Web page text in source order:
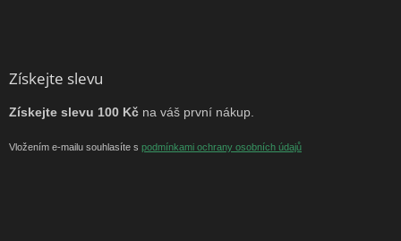
Získejte slevu
Získejte slevu 100 Kč na váš první nákup.
Vložením e-mailu souhlasíte s podmínkami ochrany osobních údajů